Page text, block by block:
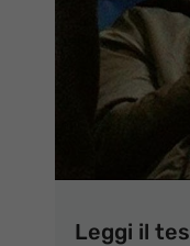
Leggi il